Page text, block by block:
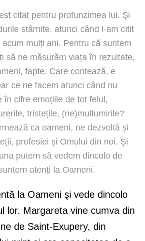
citat pentru profunzimea lui. Și
stârnite, atunci când l-am citit
acum mulți ani. Pentru că suntem
să ne măsurăm viața în rezultate,
fapte. Care contează, e
ce ne facem atunci când nu
în cifre emoțiile de tot felul,
tristețile, (ne)mulțumirile?
ca oameni, ne dezvoltă și
profesiei și Omului din noi. Și
putem să vedem dincolo de
atenți la Oameni.
la Oameni şi vede dincolo
lor. Margareta vine cumva din
de Saint-Exupery, din